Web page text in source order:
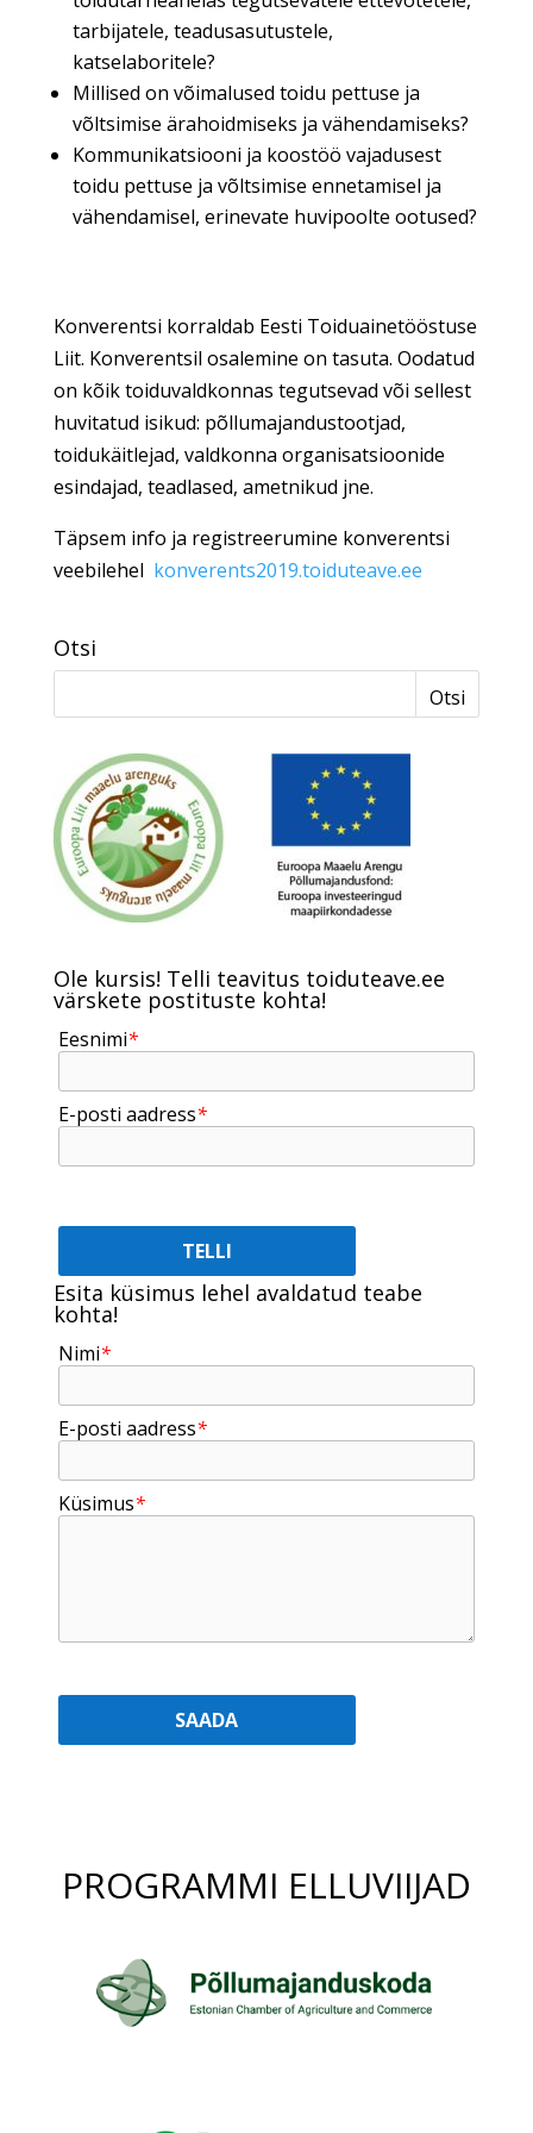
tarbijatele, teadusasutustele,
katselaboritele?
Millised on võimalused toidu pettuse ja
võltsimise ärahoidmiseks ja vähendamiseks?
Kommunikatsiooni ja koostöö vajadusest
toidu pettuse ja võltsimise ennetamisel ja
vähendamisel, erinevate huvipoolte ootused?
Konverentsi korraldab Eesti Toiduainetööstuse
Liit. Konverentsil osalemine on tasuta. Oodatud
on kõik toiduvaldkonnas tegutsevad või sellest
huvitatud isikud: põllumajandustootjad,
toidukäitlejad, valdkonna organisatsioonide
esindajad, teadlased, ametnikud jne.
Täpsem info ja registreerumine konverentsi
veebilehel konverents2019.toiduteave.ee
Otsi
Ole kursis! Telli teavitus toiduteave.ee
värskete postituste kohta!
Eesnimi*
E-posti aadress*
Esita küsimus lehel avaldatud teabe
kohta!
Nimi*
E-posti aadress*
Küsimus*
PROGRAMMI ELLUVIIJAD